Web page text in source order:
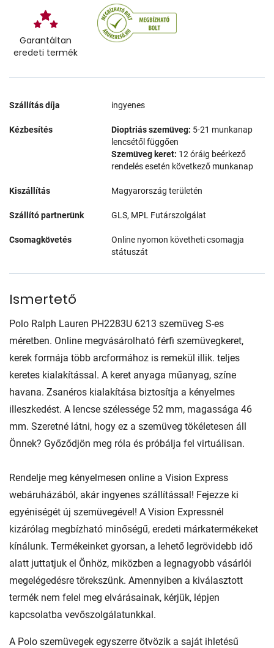
Garantáltan
eredeti termék
Szállítás díja ingyenes
Kézbesítés Dioptriás szemüveg: 5-21 munkanap
lencsétől függően
Szemüveg keret: 12 óráig beérkező
rendelés esetén következő munkanap
Kiszállítás Magyarország területén
Szállító partnerünk GLS, MPL Futárszolgálat
Csomagkövetés
Online nyomon követheti csomagja
státuszát
Ismertető
Polo Ralph Lauren PH2283U 6213 szemüveg S-es
méretben. Online megvásárolható férfi szemüvegkeret,
kerek formája több arcformához is remekül illik. teljes
keretes kialakítással. A keret anyaga műanyag, színe
havana. Zsanéros kialakítása biztosítja a kényelmes
illeszkedést. A lencse szélessége 52 mm, magassága 46
mm. Szeretné látni, hogy ez a szemüveg tökéletesen áll
Önnek? Győződjön meg róla és próbálja fel virtuálisan.
Rendelje meg kényelmesen online a Vision Express
webáruházából, akár ingyenes szállítással! Fejezze ki
egyéniségét új szemüvegével! A Vision Expressnél
kizárólag megbízható minőségű, eredeti márkatermékeket
kínálunk. Termékeinket gyorsan, a lehető legrövidebb idő
alatt juttatjuk el Önhöz, miközben a legnagyobb vásárlói
megelégedésre törekszünk. Amennyiben a kiválasztott
termék nem felel meg elvárásainak, kérjük, lépjen
kapcsolatba vevőszolgálatunkkal.
A Polo szemüvegek egyszerre ötvözik a saját ihletésű